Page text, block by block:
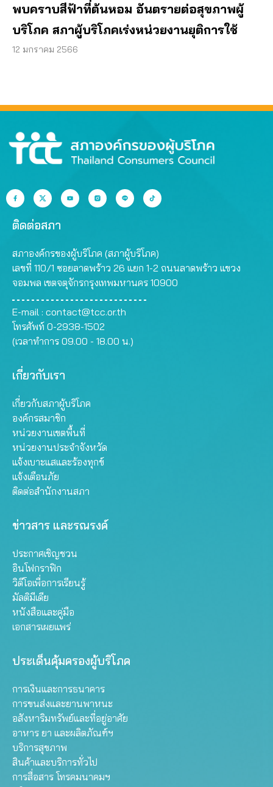
พบคราบสีฟ้าที่ต้นหอม อันตรายต่อสุขภาพผู้
บริโภค สภาผู้บริโภคเร่งหน่วยงานยุติการใช้
12 มกราคม 2566
ติดต่อสภา
สภาองค์กรของผู้บริโภค (สภาผู้บริโภค)
เลขที่ 110/1 ซอยลาดพร้าว 26 แยก 1-2 ถนนลาดพร้าว แขวง
จอมพล เขตจตุจักรกรุงเทพมหานคร 10900
E-mail : contact@tcc.or.th
โทรศัพท์ 0-2938-1502
(เวลาทำการ 09.00 - 18.00 น.)
เกี่ยวกับเรา
เกี่ยวกับสภาผู้บริโภค
องค์กรสมาชิก
หน่วยงานเขตพื้นที่
หน่วยงานประจำจังหวัด
แจ้งเบาะแสและร้องทุกข์
แจ้งเตือนภัย
ติดต่อสำนักงานสภา
ข่าวสาร และรณรงค์
ประกาศเชิญชวน
อินโฟกราฟิก
วิดีโอเพื่อการเรียนรู้
มัลติมีเดีย
หนังสือและคู่มือ
เอกสารเผยแพร่
ประเด็นคุ้มครองผู้บริโภค
การเงินและการธนาคาร
การขนส่งและยานพาหนะ
อสังหาริมทรัพย์และที่อยู่อาศัย
อาหาร ยา และผลิตภัณฑ์ฯ
บริการสุขภาพ
สินค้าและบริการทั่วไป
การสื่อสาร โทรคมนาคมฯ